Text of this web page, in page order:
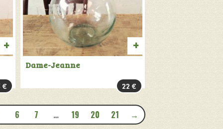
AJOUTER
PANIER
€
PANIER
Dame-Jeanne
22 €
6 7 … 19 20 21 →